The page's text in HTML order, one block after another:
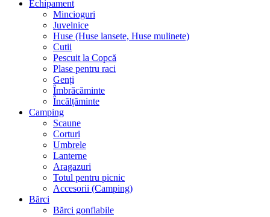
Echipament
Mincioguri
Juvelnice
Huse (Huse lansete, Huse mulinete)
Cutii
Pescuit la Copcă
Plase pentru raci
Genți
Îmbrăcăminte
Încălțăminte
Camping
Scaune
Corturi
Umbrele
Lanterne
Aragazuri
Totul pentru picnic
Accesorii (Camping)
Bărci
Bărci gonflabile